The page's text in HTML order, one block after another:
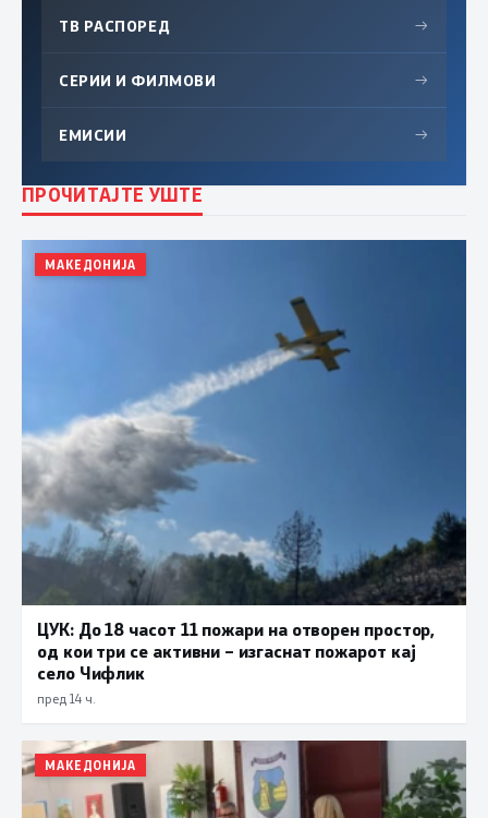
ТВ РАСПОРЕД →
СЕРИИ И ФИЛМОВИ →
ЕМИСИИ →
ПРОЧИТАЈТЕ УШТЕ
МАКЕДОНИЈА
ЦУК: До 18 часот 11 пожари на отворен простор,
од кои три се активни – изгаснат пожарот кај
село Чифлик
пред 14 ч.
МАКЕДОНИЈА